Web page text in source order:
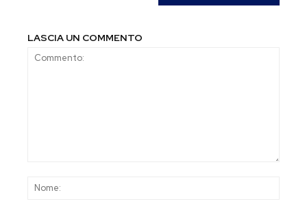
LASCIA UN COMMENTO